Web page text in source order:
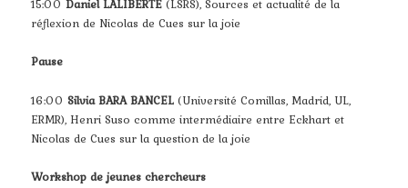
15:00Daniel LALIBERTE (LSRS), Sources et actualité de la
réflexion de Nicolas de Cues sur la joie
Pause
16:00Silvia BARA BANCEL (Université Comillas, Madrid, UL,
ERMR), Henri Suso comme intermédiaire entre Eckhart et
Nicolas de Cues sur la question de la joie
Workshop de jeunes chercheurs